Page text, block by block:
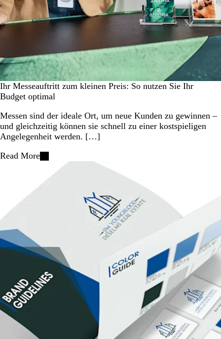
Ihr Messeauftritt zum kleinen Preis: So nutzen Sie Ihr
Budget optimal
Messen sind der ideale Ort, um neue Kunden zu gewinnen –
und gleichzeitig können sie schnell zu einer kostspieligen
Angelegenheit werden. […]
Read More